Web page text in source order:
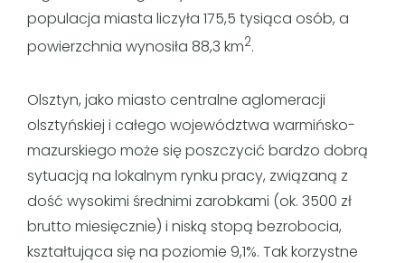
populacja miasta liczyła 175,5 tysiąca osób, a
powierzchnia wynosiła 88,3 km2.
Olsztyn, jako miasto centralne aglomeracji
olsztyńskiej i całego województwa warmińsko-
mazurskiego może się poszczycić bardzo dobrą
sytuacją na lokalnym rynku pracy, związaną z
dość wysokimi średnimi zarobkami (ok. 3500 zł
brutto miesięcznie) i niską stopą bezrobocia,
kształtująca się na poziomie 9,1%. Tak korzystne